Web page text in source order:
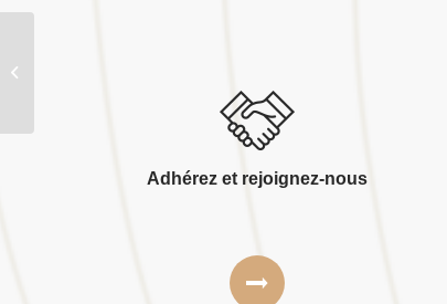
Adhérez et rejoignez-nous